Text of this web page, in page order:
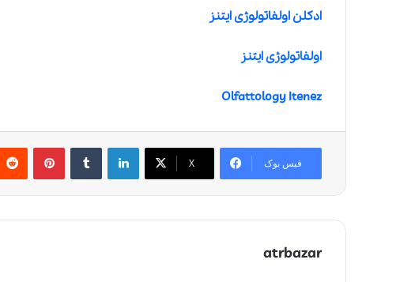
ادکلن اولفاتولوژی ایتنز
اولفاتولوژی ایتنز
Olfattology Itenez
فیس بوک X
لینکدین ‫تامبلر ‫پین‌ترست‫رددیت
atrbazar